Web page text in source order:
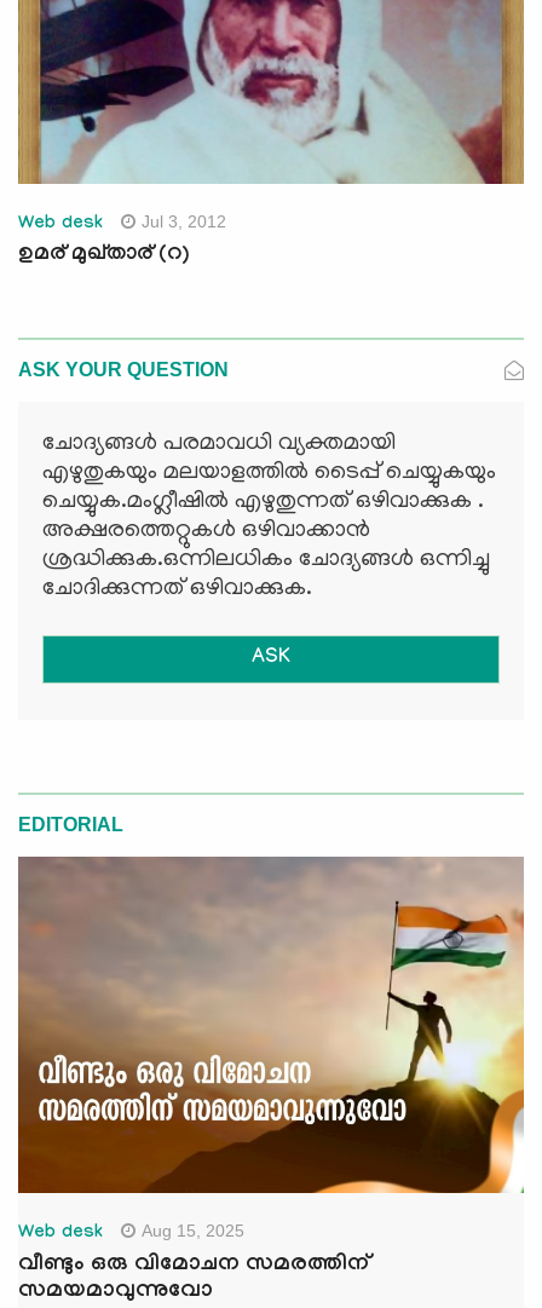
Web desk Jul 3, 2012
ഉമര് മുഖ്താര് (റ)
ASK YOUR QUESTION
ചോദ്യങ്ങള്‍ പരമാവധി വ്യക്തമായി
എഴുതുകയും മലയാളത്തില്‍ ടൈപ്പ് ചെയ്യുകയും
ചെയ്യുക.മംഗ്ലീഷില്‍ എഴുതുന്നത് ഒഴിവാക്കുക .
അക്ഷരത്തെറ്റുകള്‍ ഒഴിവാക്കാന്‍
ശ്രദ്ധിക്കുക.ഒന്നിലധികം ചോദ്യങ്ങള്‍ ഒന്നിച്ചു
ചോദിക്കുന്നത് ഒഴിവാക്കുക.
ASK
EDITORIAL
Web desk Aug 15, 2025
വീണ്ടും ഒരു വിമോചന സമരത്തിന്
സമയമാവുന്നുവോ